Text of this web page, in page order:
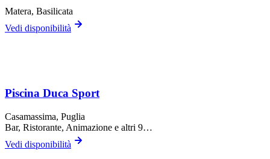
Matera, Basilicata
Vedi disponibilità
Piscina Duca Sport
Casamassima, Puglia
Bar, Ristorante, Animazione e altri 9…
Vedi disponibilità